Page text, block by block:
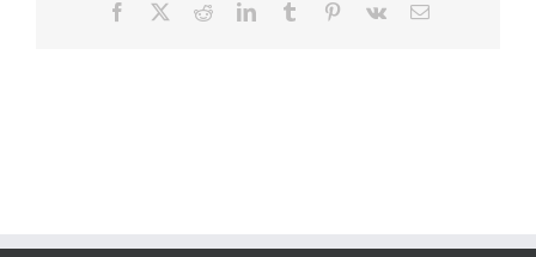
Facebook RedditLinkedInTumblr Pinterest
Vk
Correo